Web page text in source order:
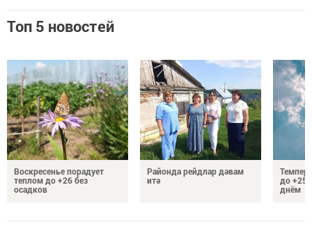
Топ 5 новостей
Воскресенье порадует
теплом до +26 без
осадков
Районда рейдлар дәвам
итә
до +25
днём